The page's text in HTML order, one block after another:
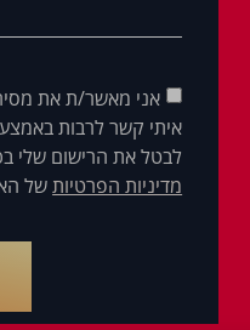
אני מאשר/ת את
איתי קשר לרבות
לבטל את הרישום שלי
מדיניות הפרטיותשל